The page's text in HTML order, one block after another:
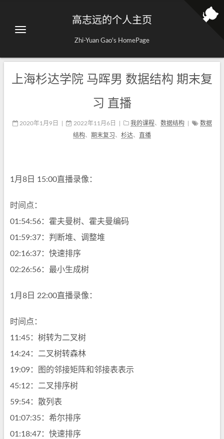
高志远的个人主页
Zhi-Yuan Gao's HomePage
上海杉达学院 马晖男 数据结构 期末复
习 直播
2020年1月9日 2022年11月6日 我的课程、 数据结构
数据
结构、 期末复习、 杉达、 直播
1月8日 15:00直播录像：
时间点：
01:54:56：霍夫曼树、霍夫曼编码
01:59:37：判断堆、调整堆
02:16:37：快速排序
02:26:56：最小生成树
1月8日 22:00直播录像：
时间点：
11:45：树转为二叉树
14:24：二叉树转森林
19:09：图的邻接矩阵和邻接表表示
45:12：二叉排序树
59:54：散列表
01:07:35：希尔排序
01:18:47：快速排序